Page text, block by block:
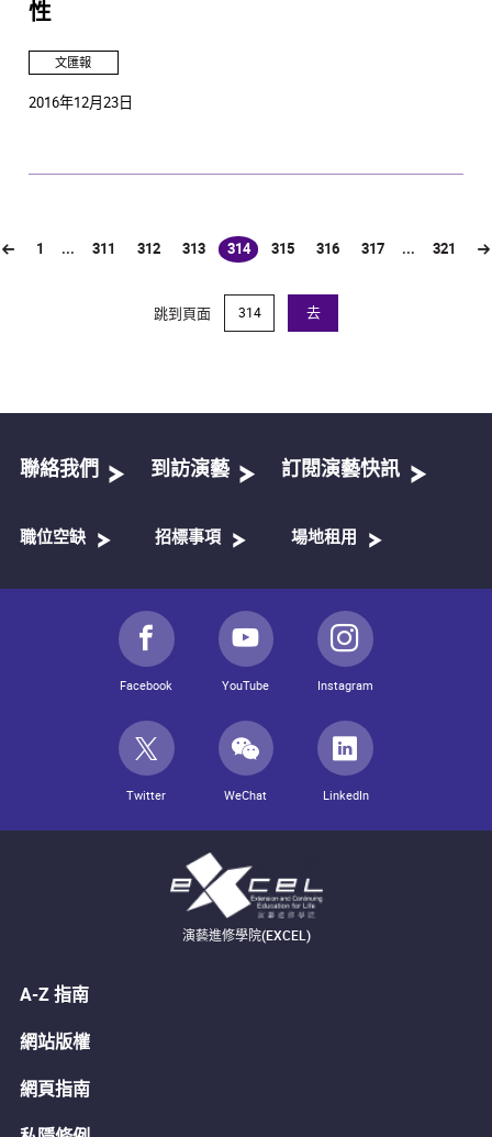
性
文匯報
2016年12月23日
1 ... 311 312 313 314
(current)315 316 317 ... 321
跳到頁面 去
聯絡我們 到訪演藝 訂閱演藝快訊
職位空缺 招標事項 場地租用
Facebook YouTube Instagram
Twitter WeChat LinkedIn
演藝進修學院(EXCEL)
A-Z 指南
網站版權
網頁指南